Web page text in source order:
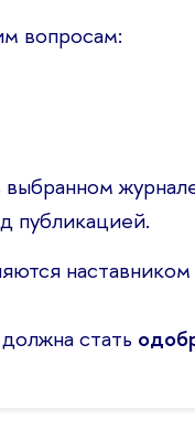
вопросам:
публикацией.
наставником
стать